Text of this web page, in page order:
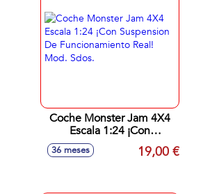
Coche Monster Jam 4X4
Escala 1:24 ¡Con
Suspension De
Funcionamiento Real!
36 meses 19,00 €